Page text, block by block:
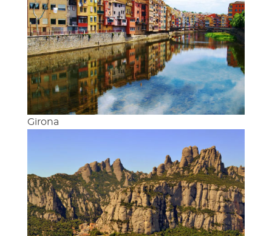
Girona